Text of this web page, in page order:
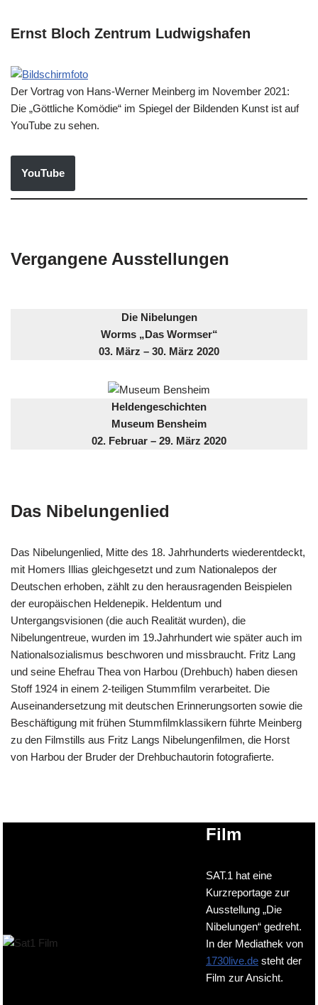
Ernst Bloch Zentrum Ludwigshafen
Der Vortrag von Hans-Werner Meinberg im November 2021:
Die „Göttliche Komödie“ im Spiegel der Bildenden Kunst ist auf
YouTube zu sehen.
YouTube
Vergangene Ausstellungen
Die Nibelungen
Worms „Das Wormser“
03. März – 30. März 2020
Heldengeschichten
Museum Bensheim
02. Februar – 29. März 2020
Das Nibelungenlied
Das Nibelungenlied, Mitte des 18. Jahrhunderts wiederentdeckt,
mit Homers Illias gleichgesetzt und zum Nationalepos der
Deutschen erhoben, zählt zu den herausragenden Beispielen
der europäischen Heldenepik. Heldentum und
Untergangsvisionen (die auch Realität wurden), die
Nibelungentreue, wurden im 19.Jahrhundert wie später auch im
Nationalsozialismus beschworen und missbraucht. Fritz Lang
und seine Ehefrau Thea von Harbou (Drehbuch) haben diesen
Stoff 1924 in einem 2-teiligen Stummfilm verarbeitet. Die
Auseinandersetzung mit deutschen Erinnerungsorten sowie die
Beschäftigung mit frühen Stummfilmklassikern führte Meinberg
zu den Filmstills aus Fritz Langs Nibelungenfilmen, die Horst
von Harbou der Bruder der Drehbuchautorin fotografierte.
Film
SAT.1 hat eine
Kurzreportage zur
Ausstellung „Die
Nibelungen“ gedreht.
In der Mediathek von
1730live.de steht der
Film zur Ansicht.